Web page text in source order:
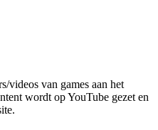
videos van games aan het
wordt op YouTube gezet en